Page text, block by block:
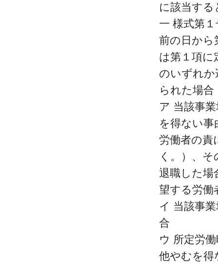
に該当す
一 様式第
前の日から
は第１項に
のいずれか
られた場合
ア 当該事
を得ない
労働者の責
く。）、
退職した場
望する労働
イ 当該事
合
ウ 所定労
他やむを得